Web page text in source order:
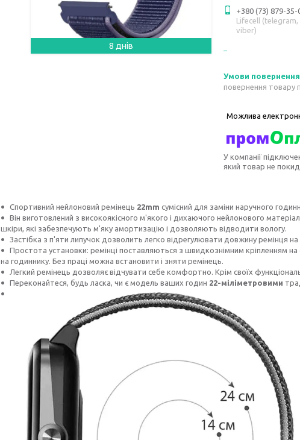
8 днів
+380 (73) 879-35-
Lifecell (telegram,
viber)
повернення товару
У компанії
який товар не
Спортивний нейлоновий ремінець 22mm сумісний для заміни наручного
Він виготовлений з високоякісного м'якого і дихаючого нейлонового
шкіри, які забезпечують м'яку амортизацію і дозволяють відводити вологу.
Застібка з п'яти липучок дозволить легко відрегулювати довжину ремінця на
Простота установки: ремінці поставляються з швидкознімним кріпленням на
на годиннику. Без праці можна встановити і зняти ремінець.
Легкий ремінець дозволяє відчувати себе комфортно. Крім своїх
Переконайтеся, будь ласка, чи є модель ваших годин 22-міліметровими